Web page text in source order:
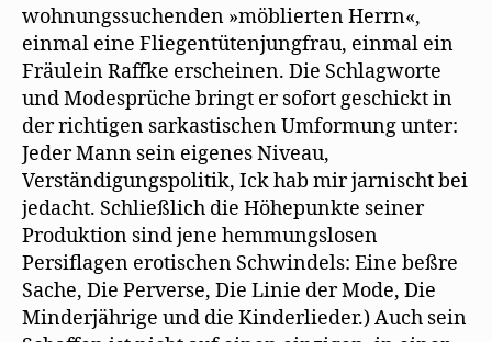
wohnungssuchenden »möblierten Herrn«,
einmal eine Fliegentütenjungfrau, einmal ein
Fräulein Raffke erscheinen. Die Schlagworte
und Modesprüche bringt er sofort geschickt in
der richtigen sarkastischen Umformung unter:
Jeder Mann sein eigenes Niveau,
Verständigungspolitik, Ick hab mir jarnischt bei
jedacht. Schließlich die Höhepunkte seiner
Produktion sind jene hemmungslosen
Persiflagen erotischen Schwindels: Eine beßre
Sache, Die Perverse, Die Linie der Mode, Die
Minderjährige und die Kinderlieder.) Auch sein